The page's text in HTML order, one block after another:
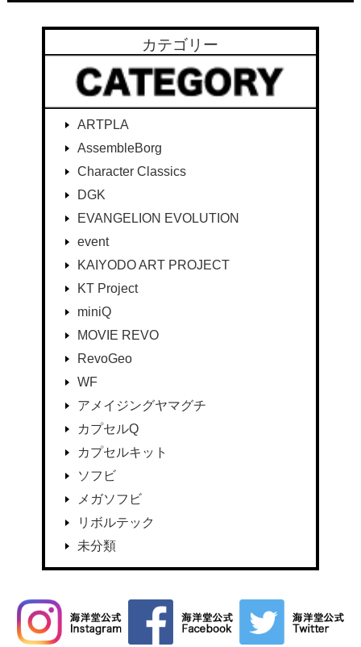
カテゴリー
ARTPLA
AssembleBorg
Character Classics
DGK
EVANGELION EVOLUTION
event
KAIYODO ART PROJECT
KT Project
miniQ
MOVIE REVO
RevoGeo
WF
アメイジングヤマグチ
カプセルQ
カプセルキット
ソフビ
メガソフビ
リボルテック
未分類